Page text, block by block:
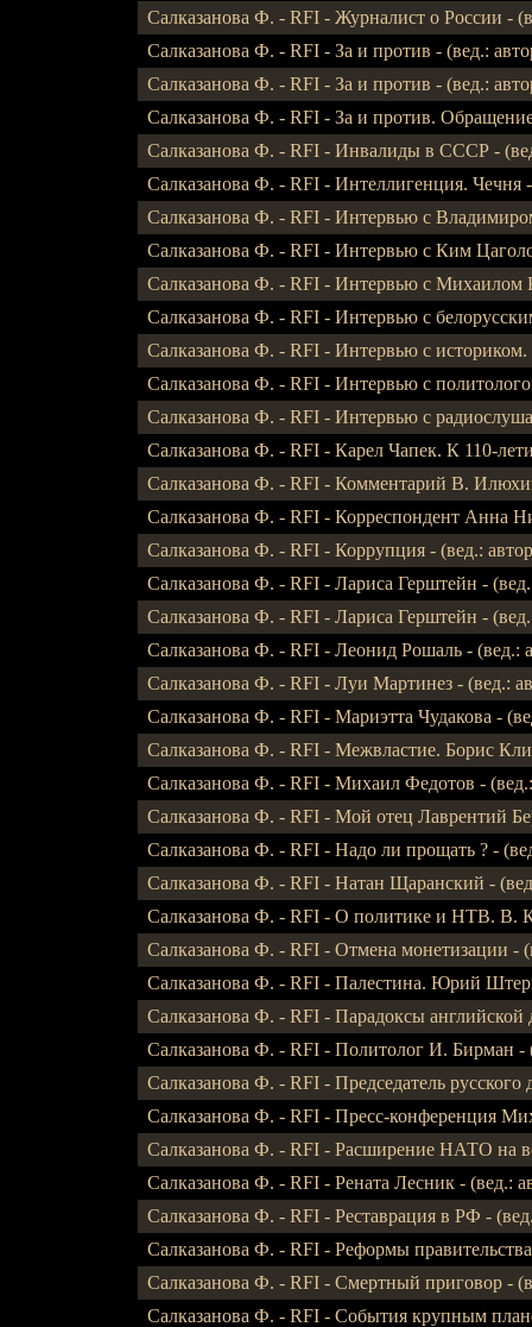
Салказанова Ф. - RFI - Журналист о России -
Салказанова Ф. - RFI - За и против - (вед.:
Салказанова Ф. - RFI - За и против - (вед.:
Салказанова Ф. - RFI - За и против.
Салказанова Ф. - RFI - Инвалиды в СССР -
Салказанова Ф. - RFI - Интеллигенция. Чечня -
Салказанова Ф. - RFI - Интервью с
Салказанова Ф. - RFI - Интервью с Ким
Салказанова Ф. - RFI - Интервью с Михаилом
Салказанова Ф. - RFI - Интервью с
Салказанова Ф. - RFI - Интервью с
Салказанова Ф. - RFI - Интервью с
Салказанова Ф. - RFI - Интервью с
Салказанова Ф. - RFI - Карел Чапек. К 110-
Салказанова Ф. - RFI - Комментарий В.
Салказанова Ф. - RFI - Корреспондент Анна
Салказанова Ф. - RFI - Коррупция - (вед.:
Салказанова Ф. - RFI - Лариса Герштейн -
Салказанова Ф. - RFI - Лариса Герштейн -
Салказанова Ф. - RFI - Леонид Рошаль - (вед.:
Салказанова Ф. - RFI - Луи Мартинез - (вед.:
Салказанова Ф. - RFI - Мариэтта Чудакова -
Салказанова Ф. - RFI - Межвластие. Борис
Салказанова Ф. - RFI - Михаил Федотов -
Салказанова Ф. - RFI - Мой отец Лаврентий
Салказанова Ф. - RFI - Надо ли прощать ? -
Салказанова Ф. - RFI - Натан Щаранский -
Салказанова Ф. - RFI - О политике и НТВ. В.
Салказанова Ф. - RFI - Отмена монетизации -
Салказанова Ф. - RFI - Палестина. Юрий
Салказанова Ф. - RFI - Парадоксы английской
Салказанова Ф. - RFI - Политолог И. Бирман -
Салказанова Ф. - RFI - Председатель
Салказанова Ф. - RFI - Пресс-конференция
Салказанова Ф. - RFI - Расширение НАТО на
Салказанова Ф. - RFI - Рената Лесник - (вед.:
Салказанова Ф. - RFI - Реставрация в РФ -
Салказанова Ф. - RFI - Реформы
Салказанова Ф. - RFI - Смертный приговор -
Салказанова Ф. - RFI - События крупным